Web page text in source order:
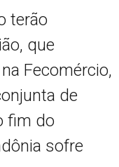
terão
que
Fecomércio,
de
fim do
sofre